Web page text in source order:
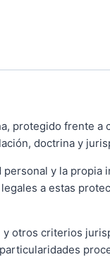
protegido frente a
doctrina y
y la propia
a estas
otros criterios